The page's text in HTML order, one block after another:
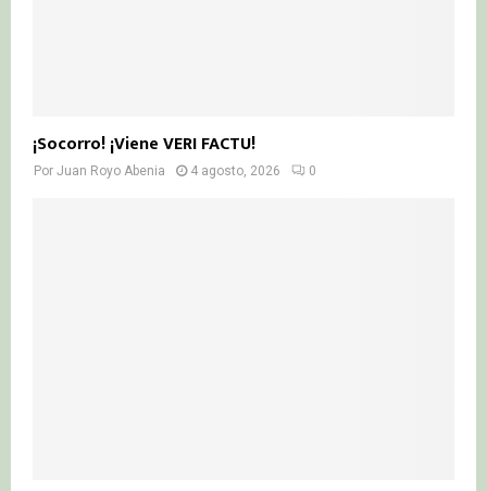
¡Socorro! ¡Viene VERI FACTU!
Por Juan Royo Abenia 4 agosto, 2026 0